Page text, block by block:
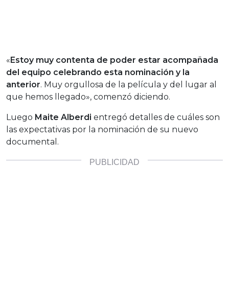
« Estoy muy contenta de poder estar acompañada
del equipo celebrando esta nominación y la
anterior. Muy orgullosa de la película y del lugar al
que hemos llegado», comenzó diciendo.
Luego Maite Alberdi entregó detalles de cuáles son
las expectativas por la nominación de su nuevo
documental.